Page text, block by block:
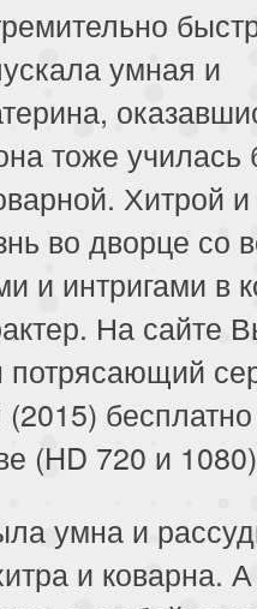
умная и
тоже училась
Хитрой и
во дворце со
и интригами в
На сайте
потрясающий
(HD 720 и
умна и
и коварна.